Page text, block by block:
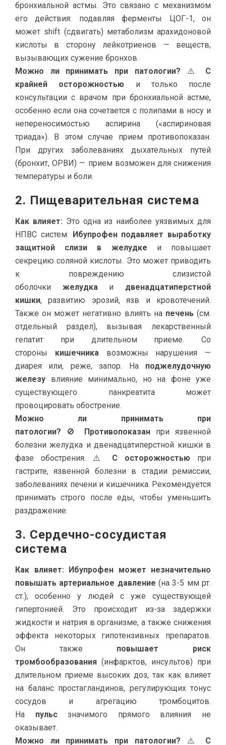
бронхиальной астмы. Это связано с механизмом
его действия: подавляя ферменты ЦОГ-1, он
может shift (сдвигать) метаболизм арахидоновой
кислоты в сторону лейкотриенов — веществ,
вызывающих сужение бронхов.
Можно ли принимать при патологии? ⚠️ С
крайней осторожностью и только после
консультации с врачом при бронхиальной астме,
особенно если она сочетается с полипами в носу и
непереносимостью аспирина («аспириновая
триада»). В этом случае прием противопоказан.
При других заболеваниях дыхательных путей
(бронхит, ОРВИ) — прием возможен для снижения
температуры и боли.
2. Пищеварительная система
Как влияет: Это одна из наиболее уязвимых для
НПВС систем. Ибупрофен подавляет выработку
защитной слизи в желудке и повышает
секрецию соляной кислоты. Это может приводить
к повреждению слизистой
оболочки желудкаи двенадцатиперстной
кишки, развитию эрозий, язв и кровотечений.
Также он может негативно влиять на печень(см.
отдельный раздел), вызывая лекарственный
гепатит при длительном приеме. Со
стороны кишечникавозможны нарушения —
диарея или, реже, запор. На поджелудочную
железу влияние минимально, но на фоне уже
существующего панкреатита может
провоцировать обострение.
Можно ли принимать при
патологии? 🚫 Противопоказанпри язвенной
болезни желудка и двенадцатиперстной кишки в
фазе обострения. ⚠️ С осторожностью при
гастрите, язвенной болезни в стадии ремиссии,
заболеваниях печени и кишечника. Рекомендуется
принимать строго после еды, чтобы уменьшить
раздражение.
3. Сердечно-сосудистая
система
Как влияет: Ибупрофен может незначительно
повышать артериальное давление (на 3-5 мм рт.
ст.), особенно у людей с уже существующей
гипертонией. Это происходит из-за задержки
жидкости и натрия в организме, а также снижения
эффекта некоторых гипотензивных препаратов.
Он также повышает риск
тромбообразования (инфарктов, инсультов) при
длительном приеме высоких доз, так как влияет
на баланс простагландинов, регулирующих тонус
сосудов и агрегацию тромбоцитов.
На пульсзначимого прямого влияния не
оказывает.
Можно ли принимать при патологии? ⚠️ С